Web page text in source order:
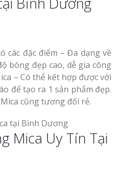
các đặc điểm – Đa dạng về
bóng đẹp cao, dễ gia công
– Có thể kết hợp được với
để tạo ra 1 sản phẩm đẹp.
cũng tương đối rẻ.
Mica Uy Tín Tại